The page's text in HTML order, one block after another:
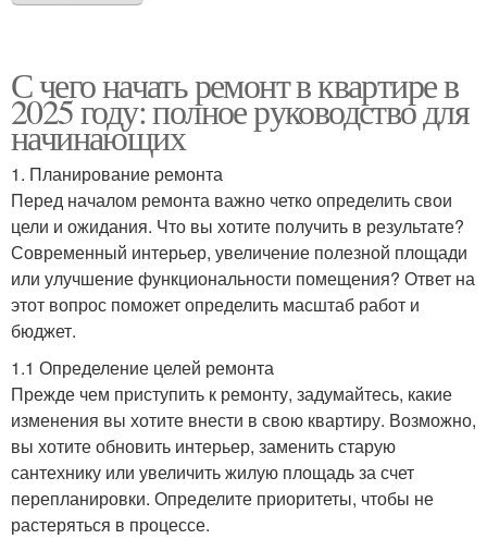
С чего начать ремонт в квартире в
2025 году: полное руководство для
начинающих
1. Планирование ремонта
Перед началом ремонта важно четко определить свои
цели и ожидания. Что вы хотите получить в результате?
Современный интерьер, увеличение полезной площади
или улучшение функциональности помещения? Ответ на
этот вопрос поможет определить масштаб работ и
бюджет.
1.1 Определение целей ремонта
Прежде чем приступить к ремонту, задумайтесь, какие
изменения вы хотите внести в свою квартиру. Возможно,
вы хотите обновить интерьер, заменить старую
сантехнику или увеличить жилую площадь за счет
перепланировки. Определите приоритеты, чтобы не
растеряться в процессе.